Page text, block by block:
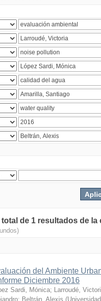
total de 1 resultados de
del Ambiente
Diciembre 2016
Sardi, Mónica; Larroudé,
; Beltrán, Alexis (